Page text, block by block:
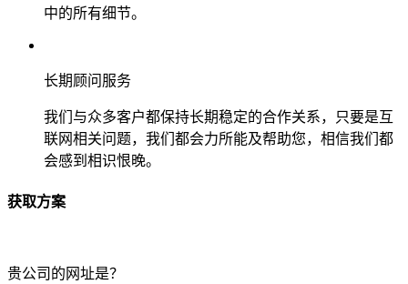
中的所有细节。
长期顾问服务
我们与众多客户都保持长期稳定的合作关系，只要是互
联网相关问题，我们都会力所能及帮助您，相信我们都
会感到相识恨晚。
获取方案
贵公司的网址是？